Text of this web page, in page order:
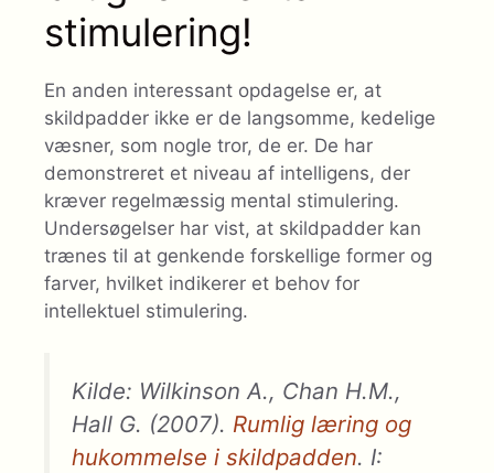
stimulering!
En anden interessant opdagelse er, at
skildpadder ikke er de langsomme, kedelige
væsner, som nogle tror, ​​de er. De har
demonstreret et niveau af intelligens, der
kræver regelmæssig mental stimulering.
Undersøgelser har vist, at skildpadder kan
trænes til at genkende forskellige former og
farver, hvilket indikerer et behov for
intellektuel stimulering.
Kilde: Wilkinson A., Chan H.M.,
Hall G. (2007). Rumlig læring og
hukommelse i skildpadden. I: